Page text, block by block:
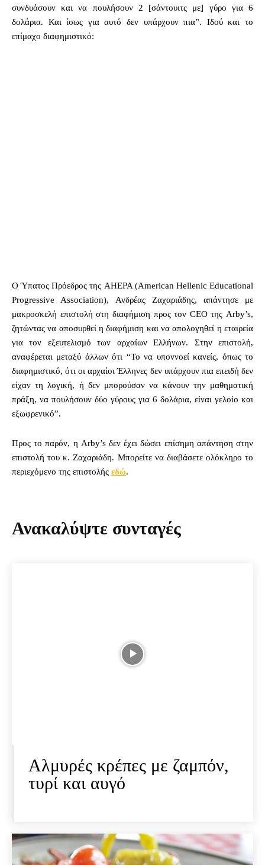
συνδυάσουν και να πουλήσουν 2 [σάντουιτς με] γύρο για 6
δολάρια. Και ίσως για αυτό δεν υπάρχουν πια”. Ιδού και το
επίμαχο διαφημιστικό:
Ο Ύπατος Πρόεδρος της AHEPA (American Hellenic Educational
Progressive Association), Ανδρέας Ζαχαριάδης, απάντησε με
μακροσκελή επιστολή στη διαφήμιση προς τον CEO της Arby’s,
ζητώντας να αποσυρθεί η διαφήμιση και να απολογηθεί η εταιρεία
για τον εξευτελισμό των αρχαίων Ελλήνων. Στην επιστολή,
αναφέρεται μεταξύ άλλων ότι “Το να υποννοεί κανείς, όπως το
διαφημιστικό, ότι οι αρχαίοι Έλληνες δεν υπάρχουν πια επειδή δεν
είχαν τη λογική, ή δεν μπορούσαν να κάνουν την μαθηματική
πράξη, να πουλήσουν δύο γύρους για 6 δολάρια, είναι γελοίο και
εξωφρενικό”.
Προς το παρόν, η Arby’s δεν έχει δώσει επίσημη απάντηση στην
επιστολή του κ. Ζαχαριάδη. Μπορείτε να διαβάσετε ολόκληρο το
περιεχόμενο της επιστολής εδώ.
Ανακαλύψτε συνταγές
Αλμυρές κρέπες με ζαμπόν,
τυρί και αυγό